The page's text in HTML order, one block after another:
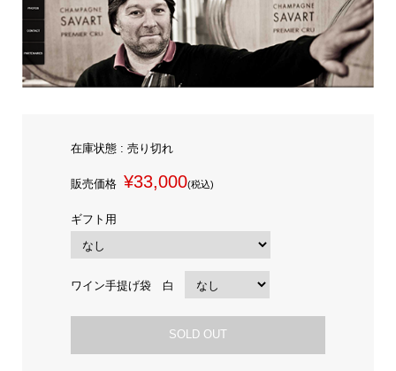
在庫状態 : 売り切れ
販売価格 ¥33,000(税込)
ギフト用
ワイン手提げ袋 白
SOLD OUT